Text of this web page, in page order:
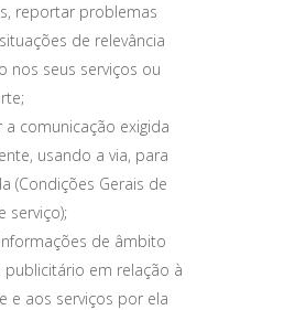
reportar problemas
de relevância
nos seus serviços ou
a comunicação exigida
usando a via, para
(Condições Gerais de
serviço);
de âmbito
publicitário em relação à
e aos serviços por ela